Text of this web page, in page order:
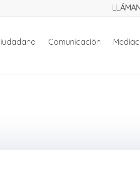
Comunicación